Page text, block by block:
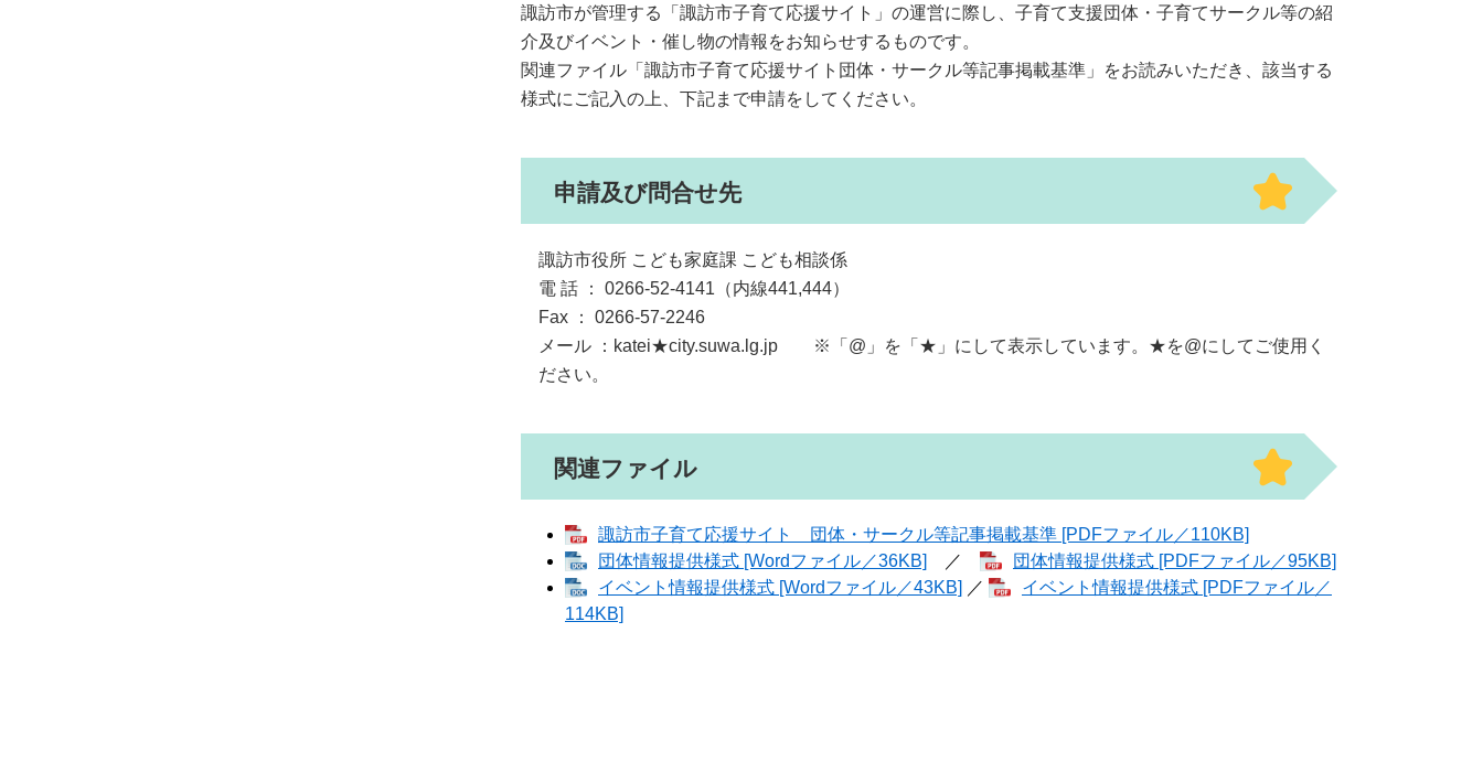
諏訪市が管理する「諏訪市子育て応援サイト」の運営に際し、子育て支援団体・子育てサークル等の紹
介及びイベント・催し物の情報をお知らせするものです。
関連ファイル「諏訪市子育て応援サイト団体・サークル等記事掲載基準」をお読みいただき、該当する
様式にご記入の上、下記まで申請をしてください。
申請及び問合せ先
諏訪市役所 こども家庭課 こども相談係
電 話 ： 0266-52-4141（内線441,444）
Fax ： 0266-57-2246
メール ：katei★city.suwa.lg.jp ※「@」を「★」にして表示しています。★を@にしてご使用く
ださい。
関連ファイル
諏訪市子育て応援サイト 団体・サークル等記事掲載基準 [PDFファイル／110KB]
団体情報提供様式 [Wordファイル／36KB]
／
団体情報提供様式 [PDFファイル／95KB]
イベント情報提供様式 [Wordファイル／43KB] ／
イベント情報提供様式 [PDFファイル／
114KB]